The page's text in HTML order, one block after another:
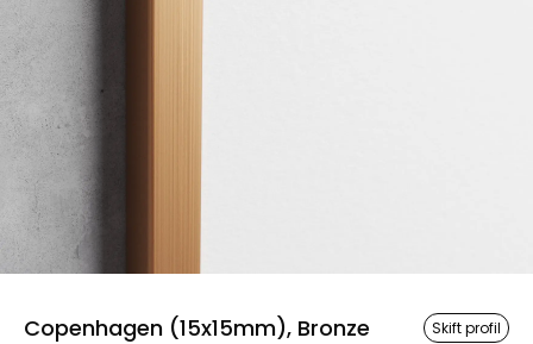
Copenhagen (15x15mm), Bronze Skift profil